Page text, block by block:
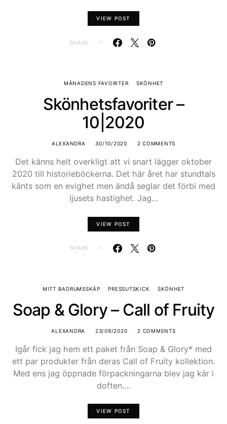
VIEW POST
SHARE
MÅNADENS FAVORITER SKÖNHET
Skönhetsfavoriter –
10|2020
ALEXANDRA 30/10/2020 2 COMMENTS
Det känns helt overkligt att vi snart lägger oktober
2020 till historieböckerna. Det här året har stundtals
känts som en evighet men ändå seglar det förbi med
ljusets hastighet. Jag…
VIEW POST
SHARE
MITT BADRUMSSKÅP PRESSUTSKICK SKÖNHET
Soap & Glory – Call of Fruity
ALEXANDRA 23/09/2020 2 COMMENTS
Igår fick jag hem ett paket från Soap & Glory* med
ett par produkter från deras Call of Fruity kollektion.
Med ens jag öppnade förpackningarna blev jag kär i
doften.…
VIEW POST